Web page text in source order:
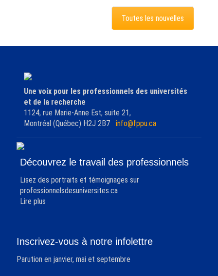
Toutes les nouvelles
Une voix pour les professionnels des universités
et de la recherche
1124, rue Marie-Anne Est, suite 21,
Montréal (Québec) H2J 2B7 info@fppu.ca
Découvrez le travail des professionnels
Lisez des portraits et témoignages sur
professionnelsdesuniversites.ca
Lire plus
Inscrivez-vous à notre infolettre
Parution en janvier, mai et septembre